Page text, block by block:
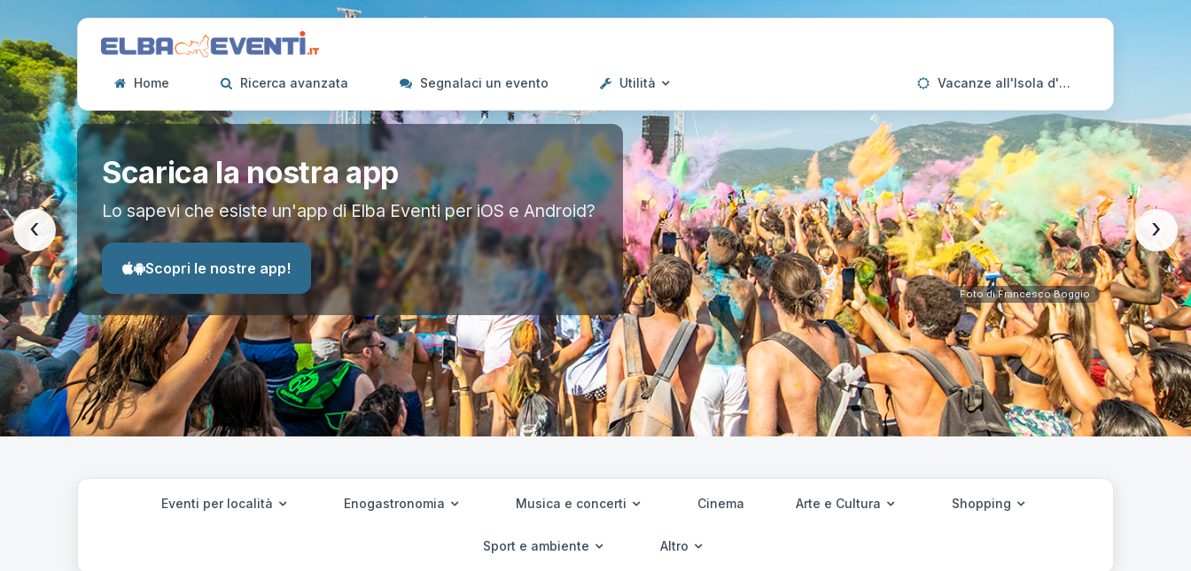
Home Ricerca avanzata Segnalaci un evento Utilità Vacanze all'Isola d'Elba
Scarica la nostra app
Lo sapevi che esiste un'app di Elba Eventi per iOS e Android?
Scopri le nostre app!
Foto di Francesco Boggio
‹ ›
Eventi per località Enogastronomia Musica e concerti Cinema Arte e Cultura Shopping
Sport e ambiente Altro